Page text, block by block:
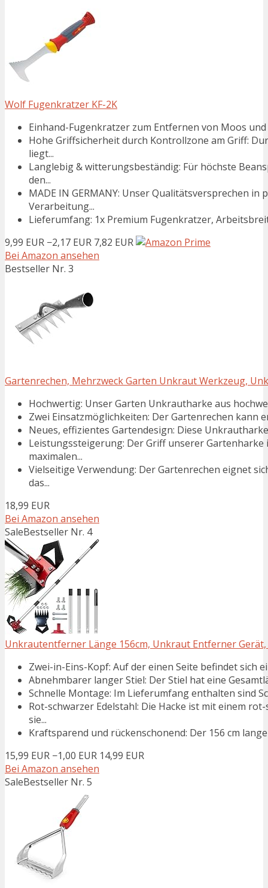
Wolf Fugenkratzer KF-2K
Einhand-Fugenkratzer zum Entfernen von Moos
Hohe Griffsicherheit durch Kontrollzone am Griff:
liegt...
Langlebig & witterungsbeständig: Für höchste
den...
MADE IN GERMANY: Unser Qualitätsversprechen
Verarbeitung...
Lieferumfang: 1x Premium Fugenkratzer,
9,99 EUR −2,17 EUR 7,82 EUR
Bei Amazon ansehen
Bestseller Nr. 3
Gartenrechen, Mehrzweck Garten Unkraut Werkzeug,
Hochwertig: Unser Garten Unkrautharke aus
Zwei Einsatzmöglichkeiten: Der Gartenrechen kann
Neues, effizientes Gartendesign: Diese
Leistungssteigerung: Der Griff unserer
maximalen...
Vielseitige Verwendung: Der Gartenrechen eignet
das...
18,99 EUR
Bei Amazon ansehen
SaleBestseller Nr. 4
Unkrautentferner Länge 156cm, Unkraut Entferner
Zwei-in-Eins-Kopf: Auf der einen Seite befindet sich
Abnehmbarer langer Stiel: Der Stiel hat eine
Schnelle Montage: Im Lieferumfang enthalten sind
Rot-schwarzer Edelstahl: Die Hacke ist mit einem
sie...
Kraftsparend und rückenschonend: Der 156 cm
15,99 EUR −1,00 EUR 14,99 EUR
Bei Amazon ansehen
SaleBestseller Nr. 5